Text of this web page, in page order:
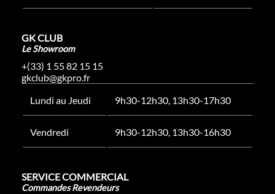
GK CLUB
Le Showroom
+(33) 1 55 82 15 15
gkclub@gkpro.fr
Lundi au Jeudi
9h30-12h30, 13h30-17h30
Vendredi 9h30-12h30, 13h30-16h30
SERVICE COMMERCIAL
Commandes Revendeurs